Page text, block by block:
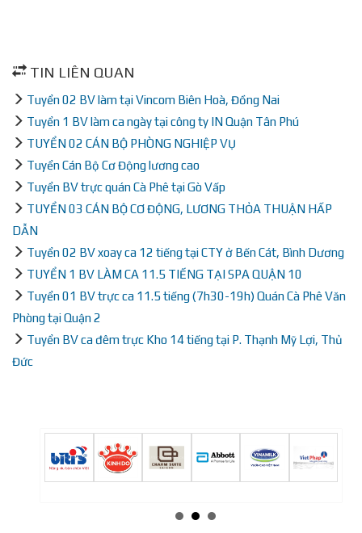
TIN LIÊN QUAN
Tuyển 02 BV làm tại Vincom Biên Hoà, Đồng Nai
Tuyển 1 BV làm ca ngày tại công ty IN Quận Tân Phú
TUYỂN 02 CÁN BỘ PHÒNG NGHIỆP VỤ
Tuyển Cán Bộ Cơ Động lương cao
Tuyển BV trực quán Cà Phê tại Gò Vấp
TUYỂN 03 CÁN BỘ CƠ ĐỘNG, LƯƠNG THỎA THUẬN HẤP
DẪN
Tuyển 02 BV xoay ca 12 tiếng tại CTY ở Bến Cát, Bình Dương
TUYỂN 1 BV LÀM CA 11.5 TIẾNG TẠI SPA QUẬN 10
Tuyển 01 BV trực ca 11.5 tiếng (7h30-19h) Quán Cà Phê Văn
Phòng tại Quận 2
Tuyển BV ca đêm trực Kho 14 tiếng tại P. Thạnh Mỹ Lợi, Thủ
Đức